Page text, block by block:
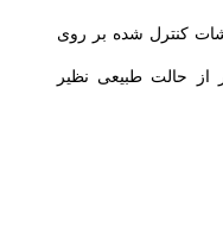
کنترل شده بر روی
از حالت طبیعی نظیر